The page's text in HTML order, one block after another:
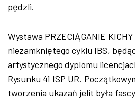
pędzli.
Wystawa PRZECIĄGANIE
niezamkniętego cyklu IBS,
artystycznego dyplomu
Rysunku 41 ISP UR.
tworzenia ukazań jelit była